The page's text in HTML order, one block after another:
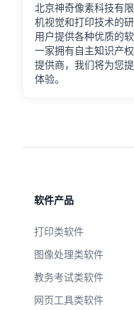
北京神奇像素科技有
机视觉和打印技术的
用户提供各种优质的
一家拥有自主知识产
提供商，我们将为您
体验。
软件产品
打印类软件
图像处理类软件
教务考试类软件
网页工具类软件